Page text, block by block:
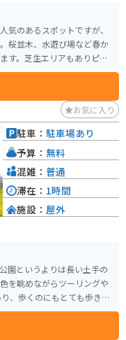
気のあるスポットですが、
桜並木、水遊び場など春か
す。芝生エリアもありピク
があり設備に問題はありま
お気に入り
園というよりは長い土手の
を眺めながらツーリングや
、歩くのにもとても歩きや
す。
駐車： 駐車場あり
予算： 無料
混雑： 普通
滞在： 1時間
施設： 屋外